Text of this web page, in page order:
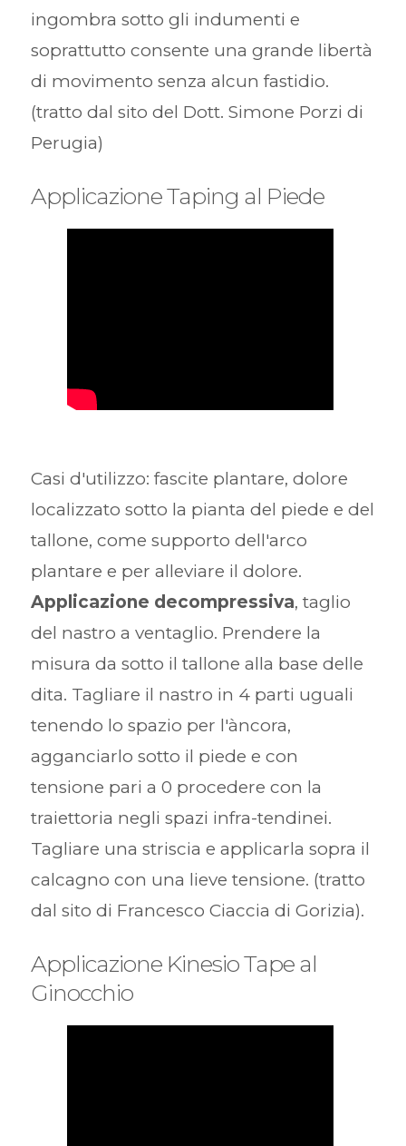
ingombra sotto gli indumenti e
soprattutto consente una grande libertà
di movimento senza alcun fastidio.
(tratto dal sito del Dott. Simone Porzi di
Perugia)
Applicazione Taping al Piede
Casi d'utilizzo: fascite plantare, dolore
localizzato sotto la pianta del piede e del
tallone, come supporto dell'arco
plantare e per alleviare il dolore.
Applicazione decompressiva, taglio
del nastro a ventaglio. Prendere la
misura da sotto il tallone alla base delle
dita. Tagliare il nastro in 4 parti uguali
tenendo lo spazio per l'àncora,
agganciarlo sotto il piede e con
tensione pari a 0 procedere con la
traiettoria negli spazi infra-tendinei.
Tagliare una striscia e applicarla sopra il
calcagno con una lieve tensione. (tratto
dal sito di Francesco Ciaccia di Gorizia).
Applicazione Kinesio Tape al
Ginocchio